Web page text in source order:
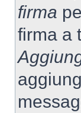
firma
firma a